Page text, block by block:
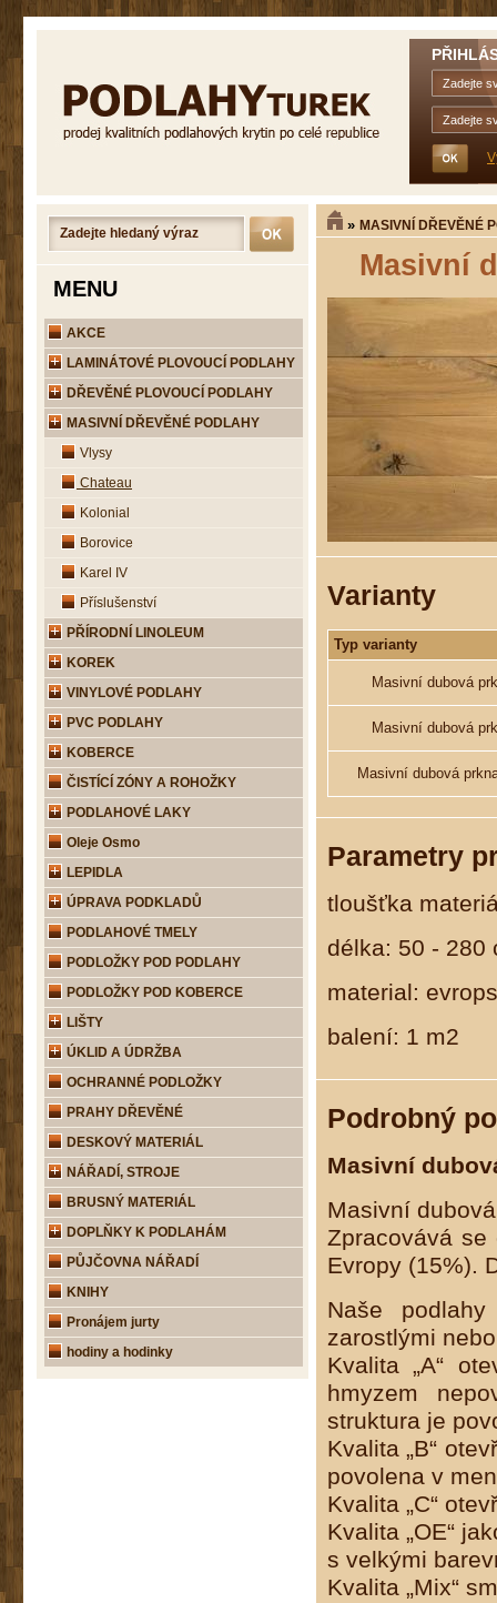
» MASIVNÍ DŘEVĚNÉ
Masivní
Varianty
Typ varianty
Masivní dubová
Masivní dubová
Masivní dubová
Parametry
tloušťka
délka: 50 - 280
material:
balení: 1 m2
Podrobný
Masivní
Masivní
Zpracovává
Evropy (15%).
Naše
zarostlými
Kvalita „A“
hmyzem
struktura je
Kvalita „B“
povolena v
Kvalita „C“
Kvalita „OE“
s velkými
Kvalita „Mix“
MENU
AKCE
LAMINÁTOVÉ PLOVOUCÍ PODLAHY
DŘEVĚNÉ PLOVOUCÍ PODLAHY
MASIVNÍ DŘEVĚNÉ PODLAHY
Vlysy
Chateau
Kolonial
Borovice
Karel IV
Příslušenství
PŘÍRODNÍ LINOLEUM
KOREK
VINYLOVÉ PODLAHY
PVC PODLAHY
KOBERCE
ČISTÍCÍ ZÓNY A ROHOŽKY
PODLAHOVÉ LAKY
Oleje Osmo
LEPIDLA
ÚPRAVA PODKLADŮ
PODLAHOVÉ TMELY
PODLOŽKY POD PODLAHY
PODLOŽKY POD KOBERCE
LIŠTY
ÚKLID A ÚDRŽBA
OCHRANNÉ PODLOŽKY
PRAHY DŘEVĚNÉ
DESKOVÝ MATERIÁL
NÁŘADÍ, STROJE
BRUSNÝ MATERIÁL
DOPLŇKY K PODLAHÁM
PŮJČOVNA NÁŘADÍ
KNIHY
Pronájem jurty
hodiny a hodinky